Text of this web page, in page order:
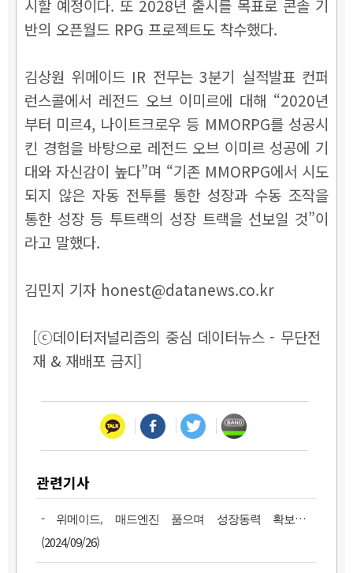
시할 예정이다. 또 2028년 출시를 목표로 콘솔 기
반의 오픈월드 RPG 프로젝트도 착수했다.
김상원 위메이드 IR 전무는 3분기 실적발표 컨퍼
런스콜에서 레전드 오브 이미르에 대해 “2020년
부터 미르4, 나이트크로우 등 MMORPG를 성공시
킨 경험을 바탕으로 레전드 오브 이미르 성공에 기
대와 자신감이 높다”며 “기존 MMORPG에서 시도
되지 않은 자동 전투를 통한 성장과 수동 조작을
통한 성장 등 투트랙의 성장 트랙을 선보일 것”이
라고 말했다.
김민지 기자 honest@datanews.co.kr
[ⓒ데이터저널리즘의 중심 데이터뉴스 - 무단전
재 & 재배포 금지]
관련기사
- 위메이드, 매드엔진 품으며 성장동력 확보했다
(2024/09/26)